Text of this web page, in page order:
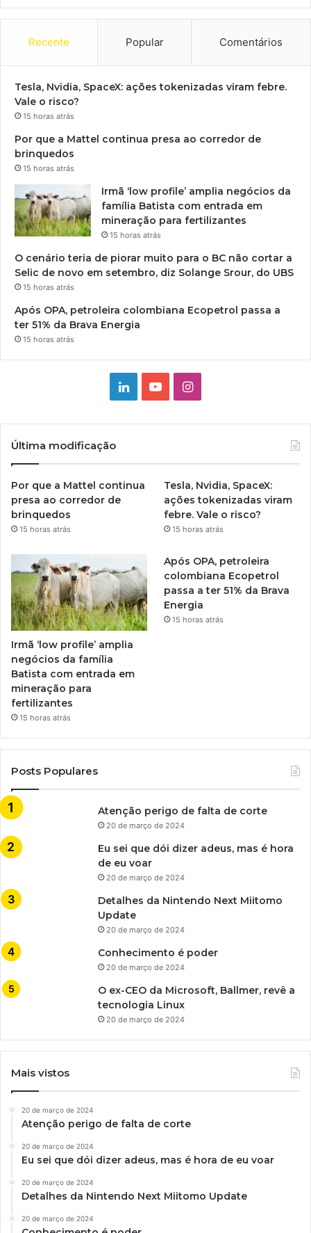
Recente Popular Comentários
Tesla, Nvidia, SpaceX: ações tokenizadas viram febre.
Vale o risco?
15 horas atrás
Por que a Mattel continua presa ao corredor de
brinquedos
15 horas atrás
Irmã ‘low profile’ amplia negócios da
família Batista com entrada em
mineração para fertilizantes
15 horas atrás
O cenário teria de piorar muito para o BC não cortar a
Selic de novo em setembro, diz Solange Srour, do UBS
15 horas atrás
Após OPA, petroleira colombiana Ecopetrol passa a
ter 51% da Brava Energia
15 horas atrás
LinkedinYouTubeInstagram
Última modificação
Por que a Mattel continua
presa ao corredor de
brinquedos
15 horas atrás
Tesla, Nvidia, SpaceX:
ações tokenizadas viram
febre. Vale o risco?
15 horas atrás
Irmã ‘low profile’ amplia
negócios da família
Batista com entrada em
mineração para
fertilizantes
15 horas atrás
Após OPA, petroleira
colombiana Ecopetrol
passa a ter 51% da Brava
Energia
15 horas atrás
Posts Populares
Atenção perigo de falta de corte
20 de março de 2024
Eu sei que dói dizer adeus, mas é hora
de eu voar
20 de março de 2024
Detalhes da Nintendo Next Miitomo
Update
20 de março de 2024
Conhecimento é poder
20 de março de 2024
O ex-CEO da Microsoft, Ballmer, revê a
tecnologia Linux
20 de março de 2024
Mais vistos
20 de março de 2024
Atenção perigo de falta de corte
20 de março de 2024
Eu sei que dói dizer adeus, mas é hora de eu voar
20 de março de 2024
Detalhes da Nintendo Next Miitomo Update
20 de março de 2024